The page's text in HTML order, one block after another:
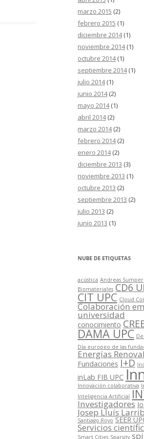
marzo 2015 (2)
febrero 2015 (1)
diciembre 2014(1)
noviembre 2014(1)
octubre 2014(1)
septiembre 2014(1)
julio 2014(1)
junio 2014(2)
mayo 2014(1)
abril 2014(2)
marzo 2014(2)
febrero 2014(2)
enero 2014(2)
diciembre 2013 (3)
noviembre 2013 (1)
octubre 2013 (2)
septiembre 2013 (2)
julio 2013 (2)
junio 2013 (1)
NUBE DE ETIQUETAS
acústica Andreas Sumper
Biomateriales CD6
CIT UPC Cloud
Colaboración
universidad
conocimiento
DAMA UPC
Día europeo de las
Energías
Fundaciones I+D
inLab FIB UPC
Innovación colaborativa
Inteligencia Artificial
Investigadores
Josep Lluís
Santiago Royo SEER
Servicios
Smart Cities Sparsity